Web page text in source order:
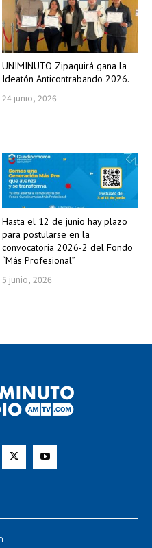
UNIMINUTO Zipaquirá gana la
Ideatón Anticontrabando 2026.
24 junio, 2026
Hasta el 12 de junio hay plazo
para postularse en la
convocatoria 2026-2 del Fondo
“Más Profesional”
5 junio, 2026